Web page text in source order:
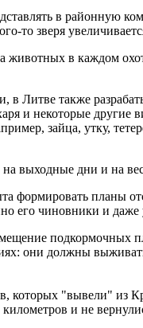
в районную
то зверя
в каждом
в Литве также
и некоторые
зайца, утку,
выходные дни и на
формировать планы
его чиновники и
они должны
которых "вывели" из
и не